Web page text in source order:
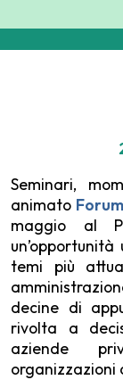
Seminari,
animato
maggio al
temi più
decine di
rivolta a
aziende
organizzazioni